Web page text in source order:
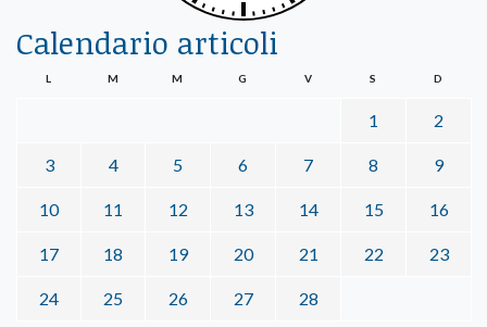
Calendario articoli
L M M G V S D
1 2
3 4 5 6 7 8 9
10 11 12 13 14 15 16
17 18 19 20 21 22 23
24 25 26 27 28